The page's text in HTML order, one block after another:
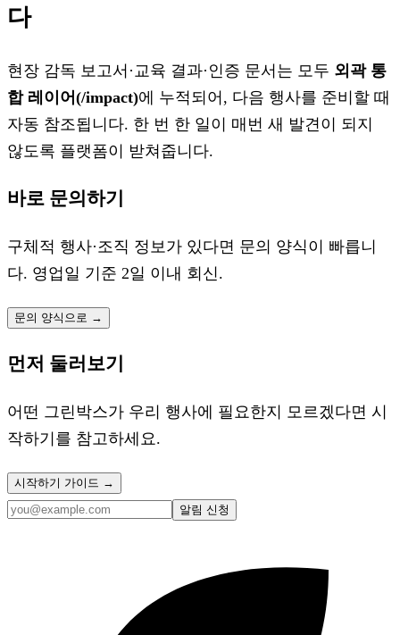
다
현장 감독 보고서·교육 결과·인증 문서는 모두 외곽 통
합 레이어(/impact)에 누적되어, 다음 행사를 준비할 때
자동 참조됩니다. 한 번 한 일이 매번 새 발견이 되지
않도록 플랫폼이 받쳐줍니다.
바로 문의하기
구체적 행사·조직 정보가 있다면 문의 양식이 빠릅니
다. 영업일 기준 2일 이내 회신.
문의 양식으로 →
먼저 둘러보기
어떤 그린박스가 우리 행사에 필요한지 모르겠다면 시
작하기를 참고하세요.
시작하기 가이드 →
알림 신청